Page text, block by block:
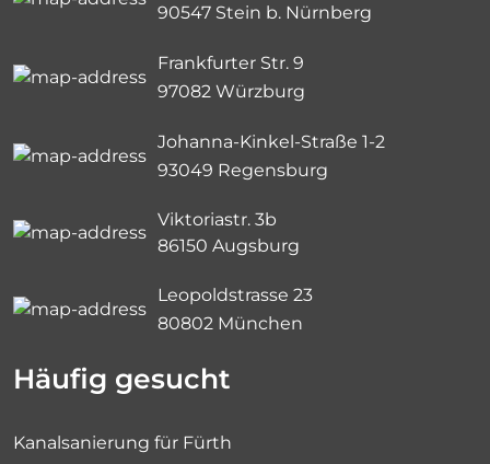
90547 Stein b. Nürnberg
Frankfurter Str. 9
97082 Würzburg
Johanna-Kinkel-Straße 1-2
93049 Regensburg
Viktoriastr. 3b
86150 Augsburg
Leopoldstrasse 23
80802 München
Häufig gesucht
Kanalsanierung für Fürth